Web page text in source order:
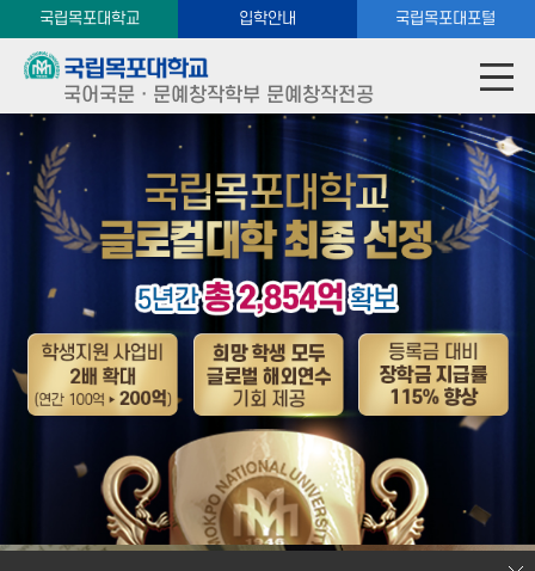
국립목포대학교 입학안내 국립목포대포털
국어국문ㆍ문예창작학부 문예창작전공
국립목포대학교 국어국문ㆍ문예창작학부
순수문학과 장르문학을 아우르는 미래지향적 학제 운영
국립목포대학교 국어국문ㆍ문예창작학부
문예창작전공